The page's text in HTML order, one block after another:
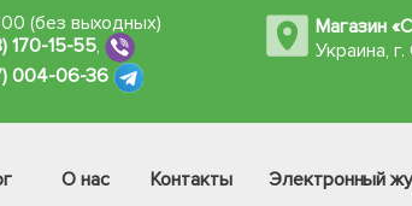
(без выходных)
170-15-55,
004-06-36
Магазин
Украина,
О нас Контакты Электронный